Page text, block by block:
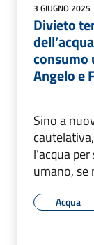
3 GIUGNO 2025
Divieto
consumo
Angelo e
Sino a
l’acqua
umano, se
Acqua